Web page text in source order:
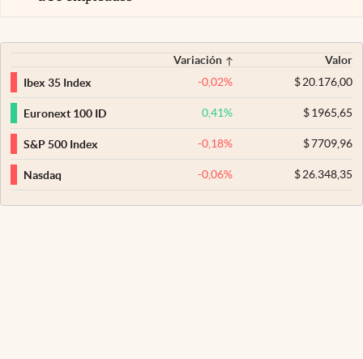
Variación
Valor
Ibex 35 Index
-0,02% $20.176,00
Euronext 100 ID 0,41% $1965,65
S&P 500 Index -0,18% $7709,96
Nasdaq -0,06% $26.348,35